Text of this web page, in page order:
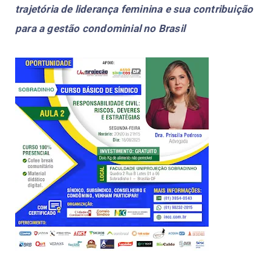
trajetória de liderança feminina e sua contribuição
para a gestão condominial no Brasil